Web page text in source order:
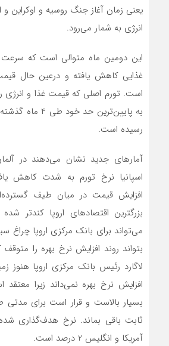
یعنی زمان آغاز جنگ روسیه و اوکراین
انرژی به شمار می‌رود.
این دومین ماه متوالی است که
غذایی کاهش یافته و درعین حال
است. تورم اصلی که قیمت غذا و
رسیده است.
آمارهای جدید نشان می‌دهند در
اسپانیا نرخ تورم به شدت کاهش
افزایش قیمت در میان طیف
بزرگترین اقتصاد‌های اروپا کندتر
می‌تواند برای بانک مرکزی اروپا چراغ
بتواند روند افزایش نرخ بهره را
لاگارد رئیس بانک مرکزی اروپا هنوز
افزایش نرخ بهره نمی‌داند زیرا
بسیار بالاست و قرار است برای مدتی
ثابت باقی بماند. نرخ هدف‌گذاری شده
آمریکا و انگلیس 2 درصد است.